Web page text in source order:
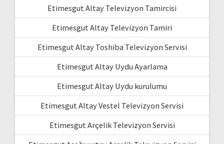
Etimesgut Altay Televizyon Tamircisi
Etimesgut Altay Televizyon Tamiri
Etimesgut Altay Toshiba Televizyon Servisi
Etimesgut Altay Uydu Ayarlama
Etimesgut Altay Uydu kurulumu
Etimesgut Altay Vestel Televizyon Servisi
Etimesgut Arçelik Televizyon Servisi